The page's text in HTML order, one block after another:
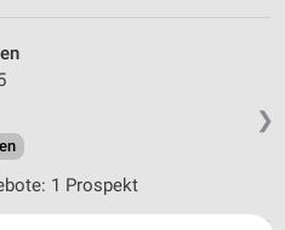
❯
1 Prospekt